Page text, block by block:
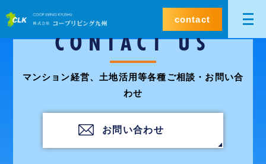
contact
CONTACT US
マンション経営、土地活用等各種ご相談・お問い合
わせ
お問い合わせ